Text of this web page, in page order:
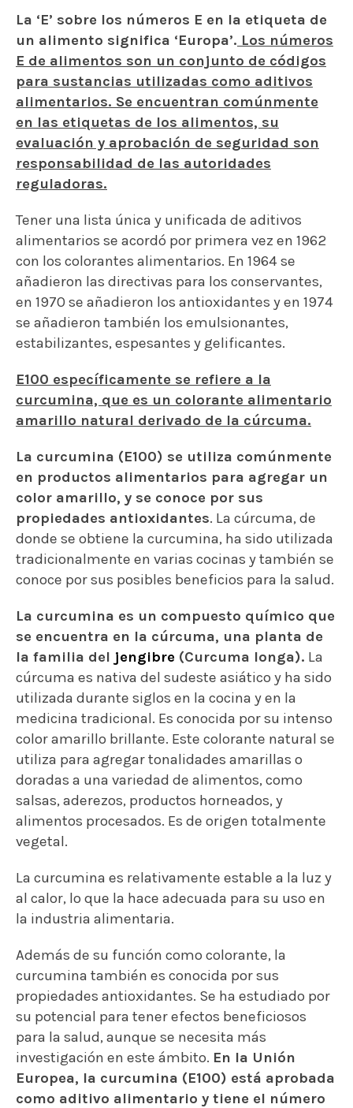
La ‘E’ sobre los números E en la etiqueta de
un alimento significa ‘Europa’. Los números
E de alimentos son un conjunto de códigos
para sustancias utilizadas como aditivos
alimentarios. Se encuentran comúnmente
en las etiquetas de los alimentos, su
evaluación y aprobación de seguridad son
responsabilidad de las autoridades
reguladoras.
Tener una lista única y unificada de aditivos
alimentarios se acordó por primera vez en 1962
con los colorantes alimentarios. En 1964 se
añadieron las directivas para los conservantes,
en 1970 se añadieron los antioxidantes y en 1974
se añadieron también los emulsionantes,
estabilizantes, espesantes y gelificantes.
E100 específicamente se refiere a la
curcumina, que es un colorante alimentario
amarillo natural derivado de la cúrcuma.
La curcumina (E100) se utiliza comúnmente
en productos alimentarios para agregar un
color amarillo, y se conoce por sus
propiedades antioxidantes. La cúrcuma, de
donde se obtiene la curcumina, ha sido utilizada
tradicionalmente en varias cocinas y también se
conoce por sus posibles beneficios para la salud.
La curcumina es un compuesto químico que
se encuentra en la cúrcuma, una planta de
la familia del jengibre (Curcuma longa). La
cúrcuma es nativa del sudeste asiático y ha sido
utilizada durante siglos en la cocina y en la
medicina tradicional. Es conocida por su intenso
color amarillo brillante. Este colorante natural se
utiliza para agregar tonalidades amarillas o
doradas a una variedad de alimentos, como
salsas, aderezos, productos horneados, y
alimentos procesados. Es de origen totalmente
vegetal.
La curcumina es relativamente estable a la luz y
al calor, lo que la hace adecuada para su uso en
la industria alimentaria.
Además de su función como colorante, la
curcumina también es conocida por sus
propiedades antioxidantes. Se ha estudiado por
su potencial para tener efectos beneficiosos
para la salud, aunque se necesita más
investigación en este ámbito. En la Unión
Europea, la curcumina (E100) está aprobada
como aditivo alimentario y tiene el número